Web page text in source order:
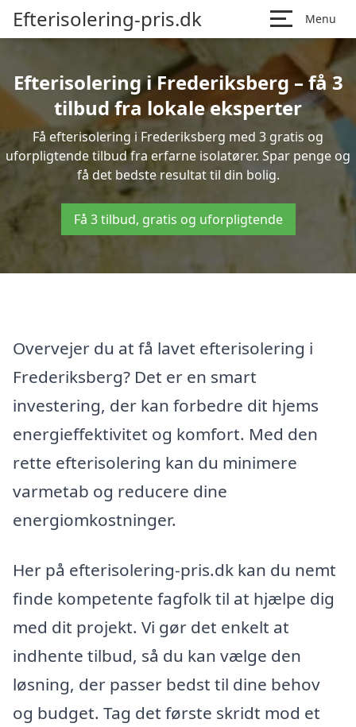
Efterisolering-pris.dk Menu
Efterisolering i Frederiksberg – få 3
tilbud fra lokale eksperter
Få efterisolering i Frederiksberg med 3 gratis og
uforpligtende tilbud fra erfarne isolatører. Spar penge og
få det bedste resultat til din bolig.
Få 3 tilbud, gratis og uforpligtende
Overvejer du at få lavet efterisolering i
Frederiksberg? Det er en smart
investering, der kan forbedre dit hjems
energieffektivitet og komfort. Med den
rette efterisolering kan du minimere
varmetab og reducere dine
energiomkostninger.
Her på efterisolering-pris.dk kan du nemt
finde kompetente fagfolk til at hjælpe dig
med dit projekt. Vi gør det enkelt at
indhente tilbud, så du kan vælge den
løsning, der passer bedst til dine behov
og budget. Tag det første skridt mod et